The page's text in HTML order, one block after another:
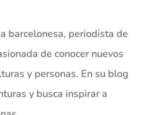
barcelonesa, periodista de
de conocer nuevos
y personas. En su blog
y busca inspirar a